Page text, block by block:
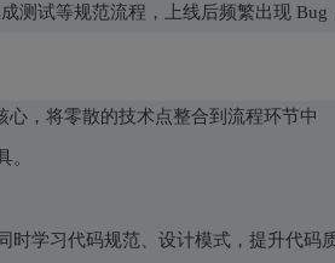
试等规范流程，上线后频繁出现 Bug
，将零散的技术点整合到流程环节中
学习代码规范、设计模式，提升代码质